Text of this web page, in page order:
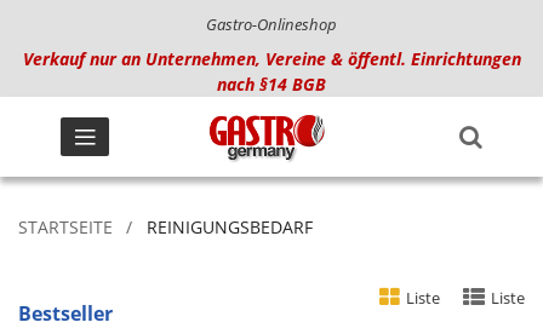
Gastro-Onlineshop
Verkauf nur an Unternehmen, Vereine & öffentl. Einrichtungen
nach §14 BGB
STARTSEITE REINIGUNGSBEDARF
Bestseller
Liste Liste